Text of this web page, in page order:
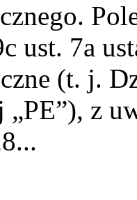
ust. 7a
(t. j.
„PE”), z